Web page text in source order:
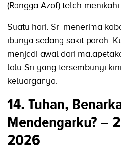
(Rangga Azof) telah menikahi
Suatu hari, Sri menerima
ibunya sedang sakit parah.
menjadi awal dari
lalu Sri yang tersembunyi
keluarganya.
14. Tuhan,
Mendengarku? –
2026